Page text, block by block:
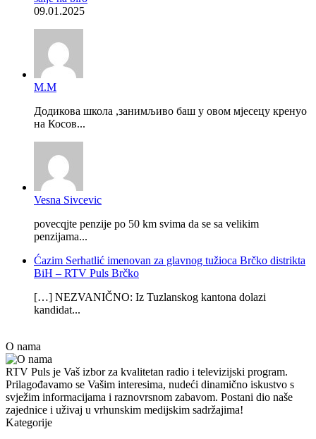
09.01.2025
М.М
Додикова школа ,занимљиво баш у овом мјесецу кренуо
на Косов...
Vesna Sivcevic
povecqjte penzije po 50 km svima da se sa velikim
penzijama...
Ćazim Serhatlić imenovan za glavnog tužioca Brčko distrikta
BiH – RTV Puls Brčko
[…] NEZVANIČNO: Iz Tuzlanskog kantona dolazi
kandidat...
O nama
RTV Puls je Vaš izbor za kvalitetan radio i televizijski program.
Prilagođavamo se Vašim interesima, nudeći dinamično iskustvo s
svježim informacijama i raznovrsnom zabavom. Postani dio naše
zajednice i uživaj u vrhunskim medijskim sadržajima!
Kategorije